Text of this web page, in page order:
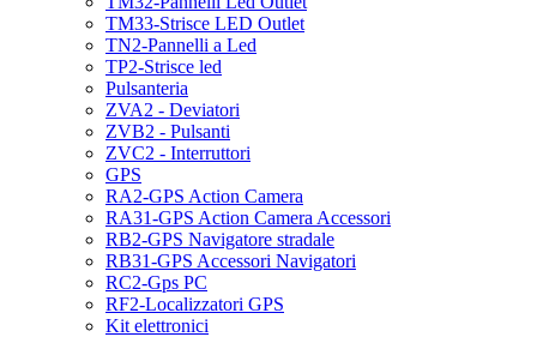
TM33-Strisce LED Outlet
TN2-Pannelli a Led
TP2-Strisce led
Pulsanteria
ZVA2 - Deviatori
ZVB2 - Pulsanti
ZVC2 - Interruttori
GPS
RA2-GPS Action Camera
RA31-GPS Action Camera Accessori
RB2-GPS Navigatore stradale
RB31-GPS Accessori Navigatori
RC2-Gps PC
RF2-Localizzatori GPS
Kit elettronici